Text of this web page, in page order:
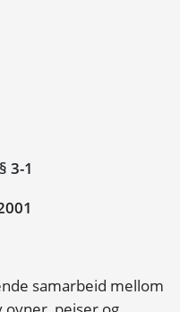
3-1
samarbeid mellom